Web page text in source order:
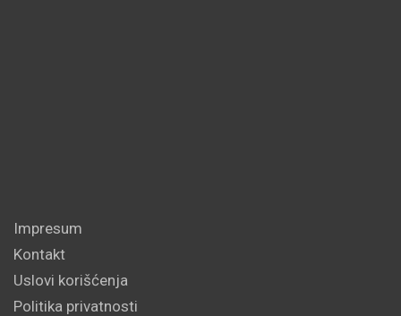
Impresum
Kontakt
Uslovi korišćenja
Politika privatnosti